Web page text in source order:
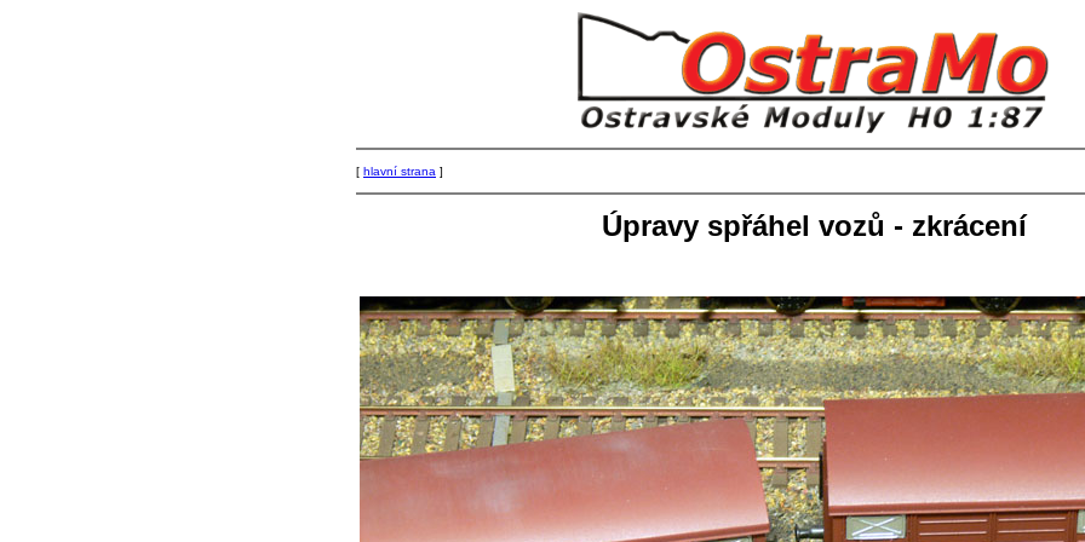
[ hlavní strana ]
Úpravy spřáhel vozů - zkrácení